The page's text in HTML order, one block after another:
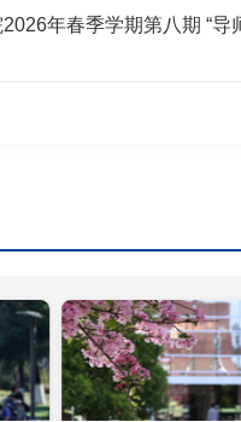
年春季学期第八期 “导